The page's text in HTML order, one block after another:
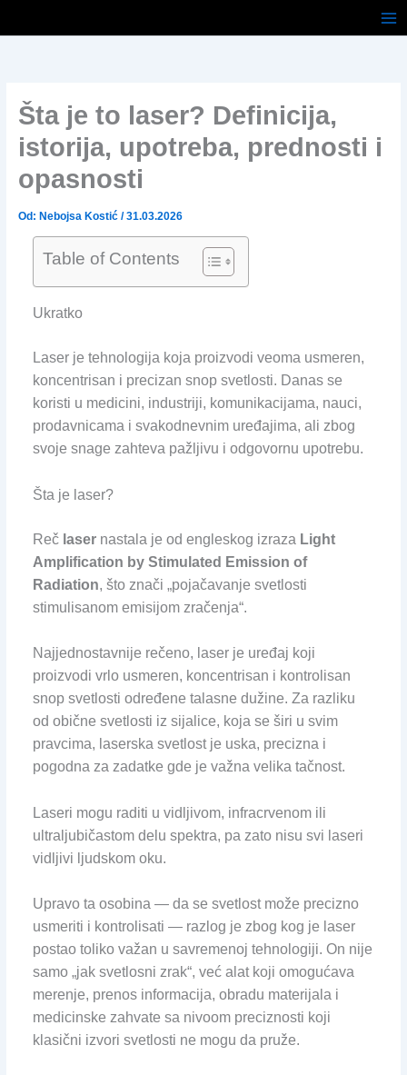
Šta je to laser? Definicija,
istorija, upotreba, prednosti i
opasnosti
Od: Nebojsa Kostić /31.03.2026
Table of Contents
Ukratko
Laser je tehnologija koja proizvodi veoma usmeren,
koncentrisan i precizan snop svetlosti. Danas se
koristi u medicini, industriji, komunikacijama, nauci,
prodavnicama i svakodnevnim uređajima, ali zbog
svoje snage zahteva pažljivu i odgovornu upotrebu.
Šta je laser?
Reč lasernastala je od engleskog izraza Light
Amplification by Stimulated Emission of
Radiation, što znači „pojačavanje svetlosti
stimulisanom emisijom zračenja“.
Najjednostavnije rečeno, laser je uređaj koji
proizvodi vrlo usmeren, koncentrisan i kontrolisan
snop svetlosti određene talasne dužine. Za razliku
od obične svetlosti iz sijalice, koja se širi u svim
pravcima, laserska svetlost je uska, precizna i
pogodna za zadatke gde je važna velika tačnost.
Laseri mogu raditi u vidljivom, infracrvenom ili
ultraljubičastom delu spektra, pa zato nisu svi laseri
vidljivi ljudskom oku.
Upravo ta osobina — da se svetlost može precizno
usmeriti i kontrolisati — razlog je zbog kog je laser
postao toliko važan u savremenoj tehnologiji. On nije
samo „jak svetlosni zrak“, već alat koji omogućava
merenje, prenos informacija, obradu materijala i
medicinske zahvate sa nivoom preciznosti koji
klasični izvori svetlosti ne mogu da pruže.